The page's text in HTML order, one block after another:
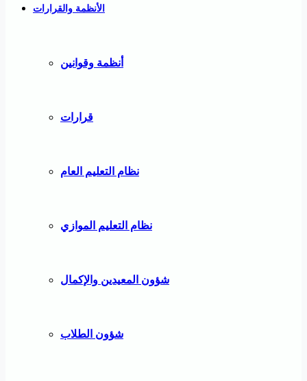
الأنظمة والقرارات
أنظمة وقوانين
قرارات
نظام التعليم العام
نظام التعليم الموازي
شؤون المعيدين والإكمال
شؤون الطلاب